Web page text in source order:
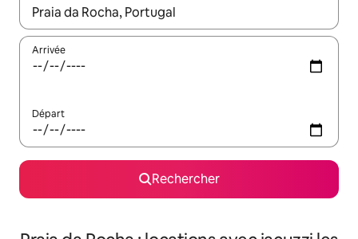
Lorsque les résultats s'affichent, utilisez les flèches vers le
Arrivée
Départ
Rechercher